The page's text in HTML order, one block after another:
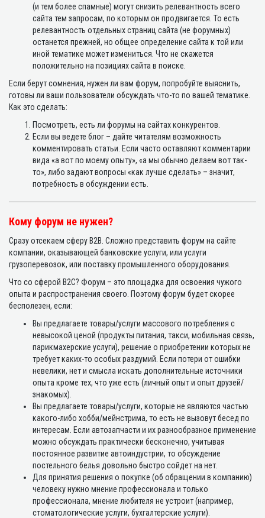
(и тем более спамные) могут снизить релевантность всего
сайта тем запросам, по которым он продвигается. То есть
релевантность отдельных страниц сайта (не форумных)
останется прежней, но общее определение сайта к той или
иной тематике может измениться. Что не скажется
положительно на позициях сайта в поиске.
Если берут сомнения, нужен ли вам форум, попробуйте выяснить,
готовы ли ваши пользователи обсуждать что-то по вашей тематике.
Как это сделать:
Посмотреть, есть ли форумы на сайтах конкурентов.
Если вы ведете блог – дайте читателям возможность
комментировать статьи. Если часто оставляют комментарии
вида «а вот по моему опыту», «а мы обычно делаем вот так-
то», либо задают вопросы «как лучше сделать» – значит,
потребность в обсуждении есть.
Кому форум не нужен?
Сразу отсекаем сферу B2B. Сложно представить форум на сайте
компании, оказывающей банковские услуги, или услуги
грузоперевозок, или поставку промышленного оборудования.
Что со сферой B2C? Форум – это площадка для освоения чужого
опыта и распространения своего. Поэтому форум будет скорее
бесполезен, если:
Вы предлагаете товары/услуги массового потребления с
невысокой ценой (продукты питания, такси, мобильная связь,
парикмахерские услуги), решение о приобретении которых не
требует каких-то особых раздумий. Если потери от ошибки
невелики, нет и смысла искать дополнительные источники
опыта кроме тех, что уже есть (личный опыт и опыт друзей/
знакомых).
Вы предлагаете товары/услуги, которые не являются частью
какого-либо хобби/мейнстрима, то есть не вызовут бесед по
интересам. Если автозапчасти и их разнообразное применение
можно обсуждать практически бесконечно, учитывая
постоянное развитие автоиндустрии, то обсуждение
постельного белья довольно быстро сойдет на нет.
Для принятия решения о покупке (об обращении в компанию)
человеку нужно мнение профессионала и только
профессионала, мнение любителя не устроит (например,
стоматологические услуги, бухгалтерские услуги).